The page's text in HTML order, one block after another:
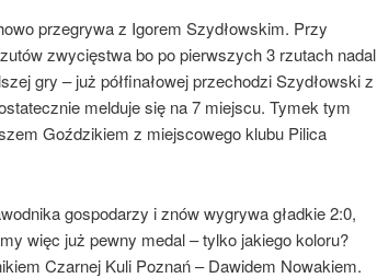
przegrywa z Igorem Szydłowskim. Przy
zwycięstwa bo po pierwszych 3 rzutach nadal
gry – już półfinałowej przechodzi Szydłowski z
melduje się na 7 miejscu. Tymek tym
Goździkiem z miejscowego klubu Pilica
gospodarzy i znów wygrywa gładkie 2:0,
więc już pewny medal – tylko jakiego koloru?
Czarnej Kuli Poznań – Dawidem Nowakiem.